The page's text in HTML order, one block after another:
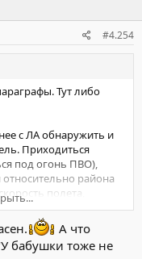
#4.254
Тут либо
с ЛА обнаружить и
Приходиться
под огонь ПВО),
района
полета,
для поиска цели.
истребителей-
вернуться к
А что
бабушки тоже не